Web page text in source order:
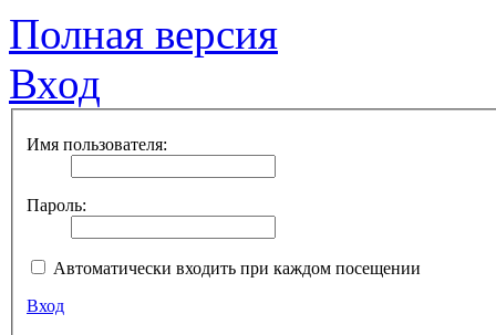
Полная версия
Вход
Имя пользователя:
Пароль:
Автоматически входить при каждом посещении
Вход